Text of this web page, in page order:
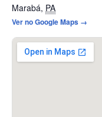
Marabá, PA
Ver no Google Maps →